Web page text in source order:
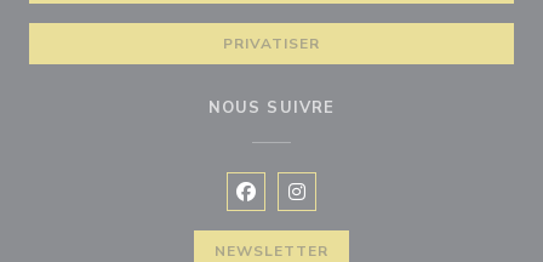
PRIVATISER
NOUS SUIVRE
Facebook ((ouvre une nouvelle
Instagram ((ouvre une
NEWSLETTER